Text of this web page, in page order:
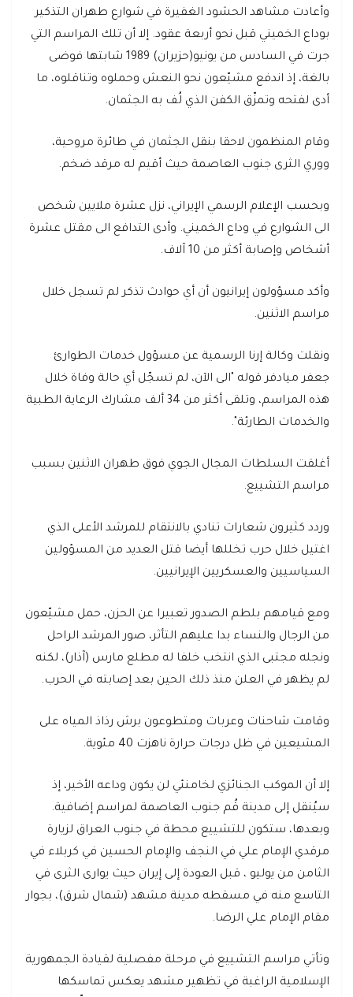
وأعادت مشاهد الحشود الغفيرة في شوارع طهران التذكير
بوداع الخميني قبل نحو أربعة عقود. إلا أن تلك المراسم التي
جرت في السادس من يونيو(حزيران) 1989 شابتها فوضى
بالغة، إذ اندفع مشيّعون نحو النعش وحملوه وتناقلوه، ما
أدى لفتحه وتمزّق الكفن الذي لُف به الجثمان.
وقام المنظمون لاحقا بنقل الجثمان في طائرة مروحية،
ووري الثرى جنوب العاصمة حيث أقيم له مرقد ضخم.
وبحسب الإعلام الرسمي الإيراني، نزل عشرة ملايين شخص
الى الشوارع في وداع الخميني. وأدى التدافع الى مقتل عشرة
أشخاص وإصابة أكثر من 10 آلاف.
وأكد مسؤولون إيرانيون أن أي حوادث تذكر لم تسجل خلال
مراسم الاثنين.
ونقلت وكالة إرنا الرسمية عن مسؤول خدمات الطوارئ
جعفر ميادفر قوله "الى الآن، لم تسجّل أي حالة وفاة خلال
هذه المراسم، وتلقى أكثر من 34 ألف مشارك الرعاية الطبية
والخدمات الطارئة".
أغلقت السلطات المجال الجوي فوق طهران الاثنين بسبب
مراسم التشييع.
وردد كثيرون شعارات تنادي بالانتقام للمرشد الأعلى الذي
اغتيل خلال حرب تخللها أيضا قتل العديد من المسؤولين
السياسيين والعسكريين الإيرانيين.
ومع قيامهم بلطم الصدور تعبيرا عن الحزن، حمل مشيّعون
من الرجال والنساء بدا عليهم التأثر، صور المرشد الراحل
ونجله مجتبى الذي انتخب خلفا له مطلع مارس (آذار)، لكنه
لم يظهر في العلن منذ ذلك الحين بعد إصابته في الحرب.
وقامت شاحنات وعربات ومتطوعون برش رذاذ المياه على
المشيعين في ظل درجات حرارة ناهزت 40 مئوية.
إلا أن الموكب الجنائزي لخامنئي لن يكون وداعه الأخير، إذ
سيُنقل إلى مدينة قُم جنوب العاصمة لمراسم إضافية.
وبعدها، ستكون للتشييع محطة في جنوب العراق لزيارة
مرقدي الإمام علي في النجف والإمام الحسين في كربلاء في
الثامن من يوليو ، قبل العودة إلى إيران حيث يوارى الثرى في
التاسع منه في مسقطه مدينة مشهد (شمال شرق)، بجوار
مقام الإمام علي الرضا.
وتأتي مراسم التشييع في مرحلة مفصلية لقيادة الجمهورية
الإسلامية الراغبة في تظهير مشهد يعكس تماسكها